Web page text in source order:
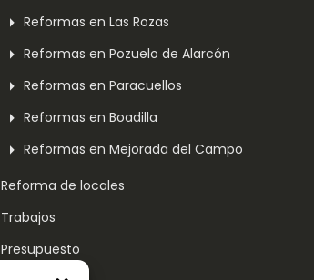
Reformas en Las Rozas
Reformas en Pozuelo de Alarcón
Reformas en Paracuellos
Reformas en Boadilla
Reformas en Mejorada del Campo
Reforma de locales
Trabajos
Presupuesto